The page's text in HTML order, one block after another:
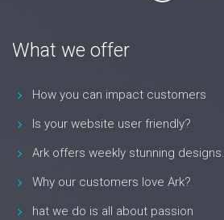
What we offer
How you can impact customers
Is your website user friendly?
Ark offers weekly stunning designs.
Why our customers love Ark?
hat we do is all about passion